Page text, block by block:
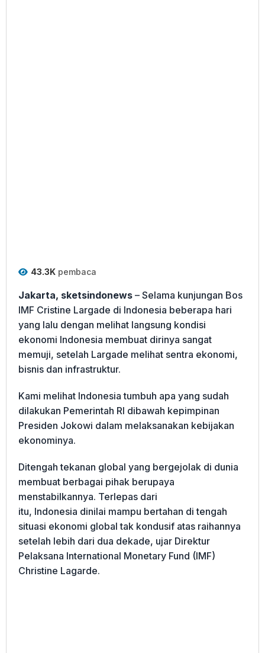
43.3K pembaca
Jakarta, sketsindonews – Selama kunjungan Bos
IMF Cristine Largade di Indonesia beberapa hari
yang lalu dengan melihat langsung kondisi
ekonomi Indonesia membuat dirinya sangat
memuji, setelah Largade melihat sentra ekonomi,
bisnis dan infrastruktur.
Kami melihat Indonesia tumbuh apa yang sudah
dilakukan Pemerintah RI dibawah kepimpinan
Presiden Jokowi dalam melaksanakan kebijakan
ekonominya.
Ditengah tekanan global yang bergejolak di dunia
membuat berbagai pihak berupaya
menstabilkannya. Terlepas dari
itu, Indonesia dinilai mampu bertahan di tengah
situasi ekonomi global tak kondusif atas raihannya
setelah lebih dari dua dekade, ujar Direktur
Pelaksana International Monetary Fund (IMF)
Christine Lagarde.